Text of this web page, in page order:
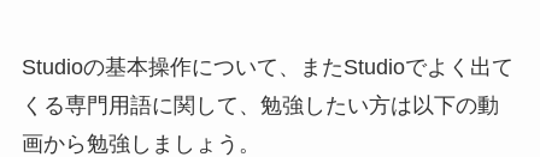
Studioの基本操作について、またStudioでよく出て
くる専門用語に関して、勉強したい方は以下の動
画から勉強しましょう。